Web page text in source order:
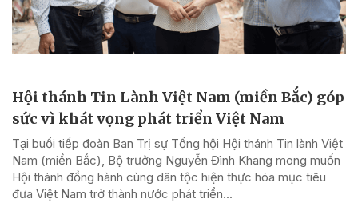
Hội thánh Tin Lành Việt Nam (miền Bắc) góp
sức vì khát vọng phát triển Việt Nam
Tại buổi tiếp đoàn Ban Trị sự Tổng hội Hội thánh Tin lành Việt
Nam (miền Bắc), Bộ trưởng Nguyễn Đình Khang mong muốn
Hội thánh đồng hành cùng dân tộc hiện thực hóa mục tiêu
đưa Việt Nam trở thành nước phát triển...